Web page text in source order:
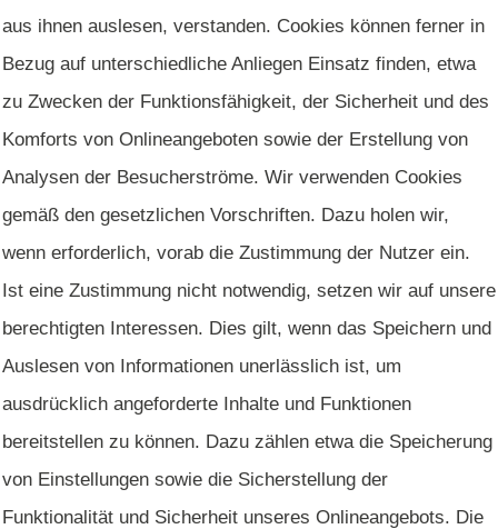
aus ihnen auslesen, verstanden. Cookies können ferner in
Bezug auf unterschiedliche Anliegen Einsatz finden, etwa
zu Zwecken der Funktionsfähigkeit, der Sicherheit und des
Komforts von Onlineangeboten sowie der Erstellung von
Analysen der Besucherströme. Wir verwenden Cookies
gemäß den gesetzlichen Vorschriften. Dazu holen wir,
wenn erforderlich, vorab die Zustimmung der Nutzer ein.
Ist eine Zustimmung nicht notwendig, setzen wir auf unsere
berechtigten Interessen. Dies gilt, wenn das Speichern und
Auslesen von Informationen unerlässlich ist, um
ausdrücklich angeforderte Inhalte und Funktionen
bereitstellen zu können. Dazu zählen etwa die Speicherung
von Einstellungen sowie die Sicherstellung der
Funktionalität und Sicherheit unseres Onlineangebots. Die